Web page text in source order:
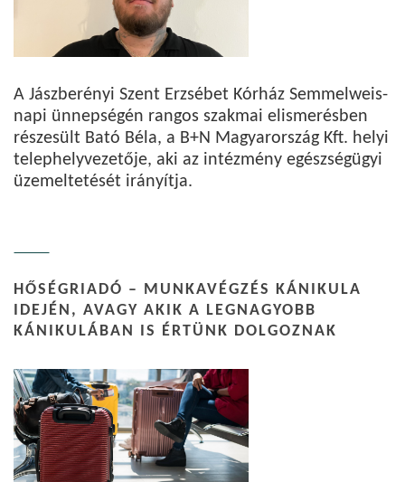
A Jászberényi Szent Erzsébet Kórház Semmelweis-
napi ünnepségén rangos szakmai elismerésben
részesült Bató Béla, a B+N Magyarország Kft. helyi
telephelyvezetője, aki az intézmény egészségügyi
üzemeltetését irányítja.
HŐSÉGRIADÓ – MUNKAVÉGZÉS KÁNIKULA
IDEJÉN, AVAGY AKIK A LEGNAGYOBB
KÁNIKULÁBAN IS ÉRTÜNK DOLGOZNAK